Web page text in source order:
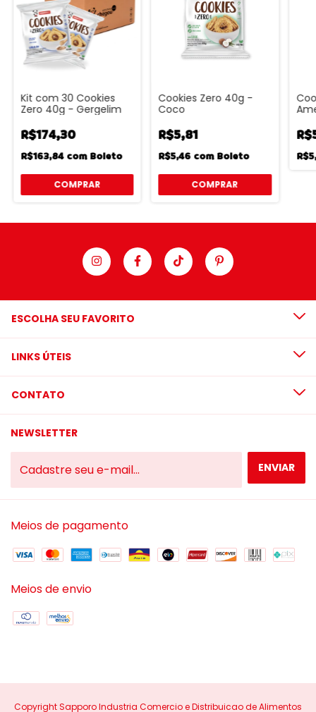
Kit com 30 Cookies
Zero 40g - Gergelim
R$174,30
R$163,84 com Boleto
Cookies Zero 40g -
Coco
R$5,81
R$5,46 com Boleto
ESCOLHA SEU FAVORITO
LINKS ÚTEIS
CONTATO
NEWSLETTER
Meios de pagamento
Meios de envio
Copyright Sapporo Industria Comercio e Distribuicao de Alimentos